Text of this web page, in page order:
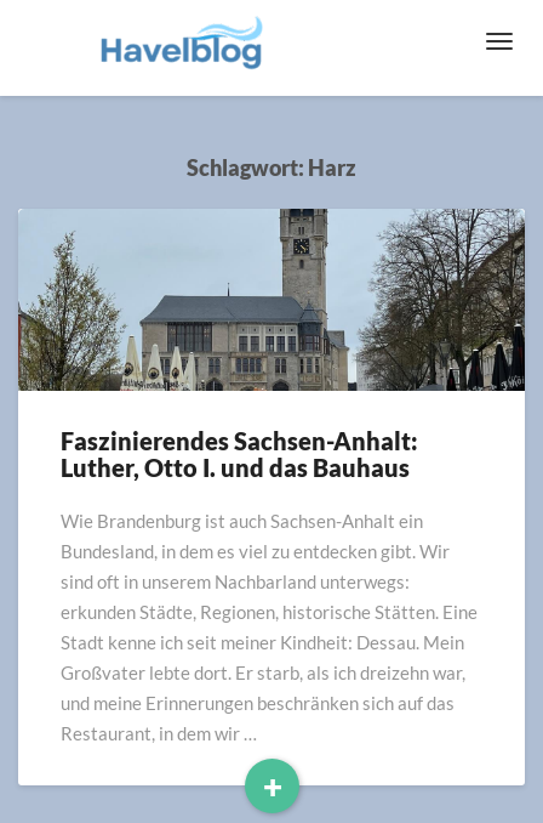
Schlagwort: Harz
Faszinierendes
Sachsen-
Luther,
Otto
das
Bauhaus
Faszinierendes Sachsen-Anhalt:
Luther, Otto I. und das Bauhaus
Wie Brandenburg ist auch Sachsen-Anhalt ein
Bundesland, in dem es viel zu entdecken gibt. Wir
sind oft in unserem Nachbarland unterwegs:
erkunden Städte, Regionen, historische Stätten. Eine
Stadt kenne ich seit meiner Kindheit: Dessau. Mein
Großvater lebte dort. Er starb, als ich dreizehn war,
und meine Erinnerungen beschränken sich auf das
Restaurant, in dem wir …
+
Read